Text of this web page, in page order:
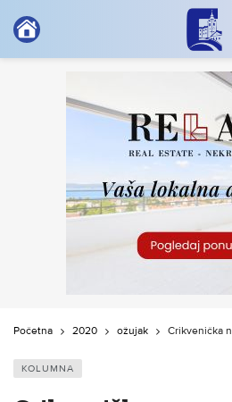
Početna 2020 ožujak Crikvenička
KOLUMNA